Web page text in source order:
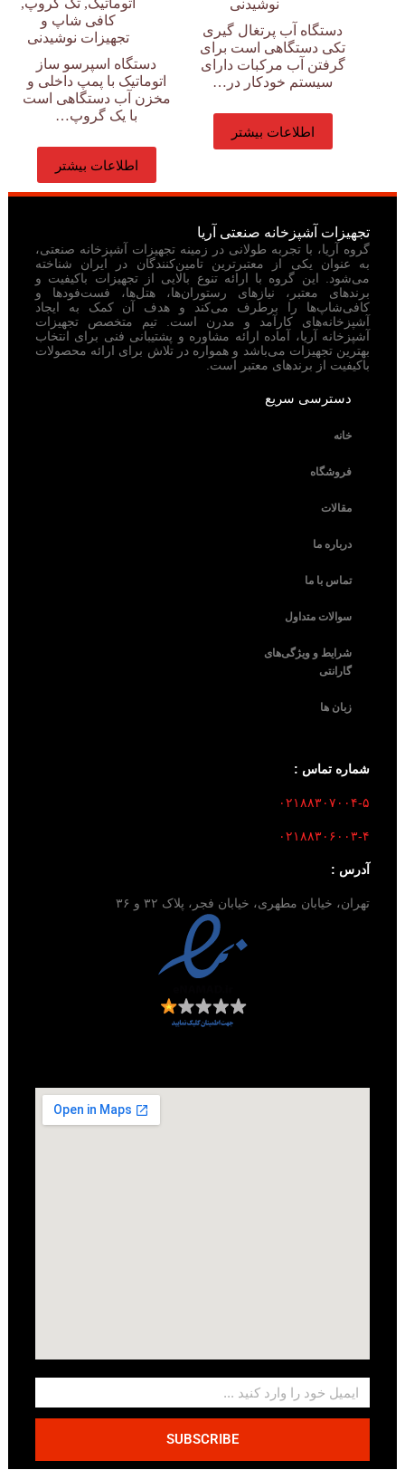
نوشیدنی
دستگاه آب پرتغال گیری
تکی دستگاهی است برای
گرفتن آب مرکبات دارای
سیستم خودکار در…
اطلاعات بیشتر
اتوماتیک, تک گروپ,
کافی شاپ و
تجهیزات نوشیدنی
دستگاه اسپرسو ساز
اتوماتیک با پمپ داخلی و
مخزن آب دستگاهی است
با یک گروپ…
اطلاعات بیشتر
تجهیزات آشپزخانه صنعتی آریا
گروه آریا، با تجربه طولانی در زمینه تجهیزات آشپزخانه صنعتی،
به عنوان یکی از معتبرترین تامین‌کنندگان در ایران شناخته
می‌شود. این گروه با ارائه تنوع بالایی از تجهیزات باکیفیت و
برندهای معتبر، نیازهای رستوران‌ها، هتل‌ها، فست‌فودها و
کافی‌شاپ‌ها را برطرف می‌کند و هدف آن کمک به ایجاد
آشپزخانه‌های کارآمد و مدرن است. تیم متخصص تجهیزات
آشپزخانه آریا، آماده ارائه مشاوره و پشتیبانی فنی برای انتخاب
بهترین تجهیزات می‌باشد و همواره در تلاش برای ارائه محصولات
باکیفیت از برندهای معتبر است.
دسترسی سریع
خانه
فروشگاه
مقالات
درباره ما
تماس با ما
سوالات متداول
شرایط و ویژگی‌های
گارانتی
زبان ها
شماره تماس :
۰۲۱۸۸۳۰۷۰۰۴-۵
۰۲۱۸۸۳۰۶۰۰۳-۴
آدرس :
تهران، خیابان مطهری، خیابان فجر، پلاک ۳۲ و ۳۶
SUBSCRIBE